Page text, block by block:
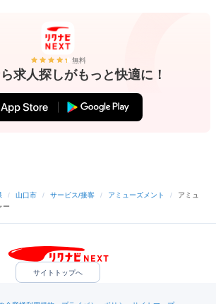
無料
求人探しがもっと快適に！
/ 山口市 / サービス/接客 / アミューズメント /
アミュ
ー
サイトトップへ